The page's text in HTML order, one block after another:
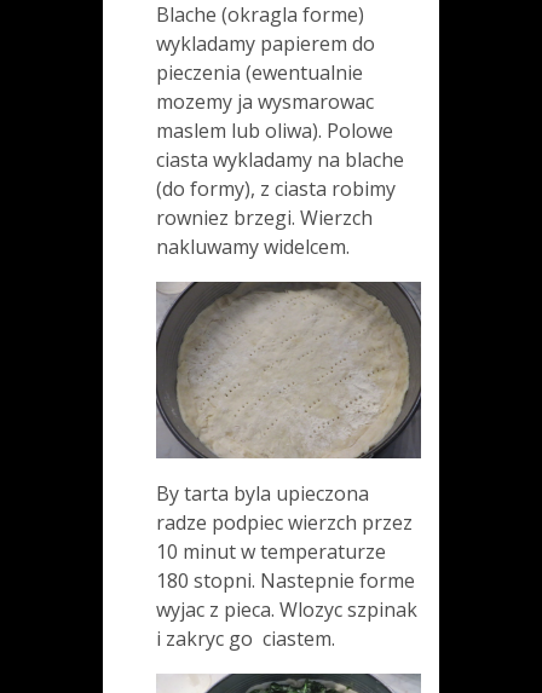
Blache (okragla forme)
wykladamy papierem do
pieczenia (ewentualnie
mozemy ja wysmarowac
maslem lub oliwa). Polowe
ciasta wykladamy na blache
(do formy), z ciasta robimy
rowniez brzegi. Wierzch
nakluwamy widelcem.
By tarta byla upieczona
radze podpiec wierzch przez
10 minut w temperaturze
180 stopni. Nastepnie forme
wyjac z pieca. Wlozyc szpinak
i zakryc go ciastem.